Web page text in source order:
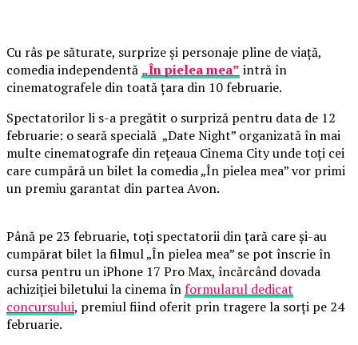
Cu râs pe săturate, surprize și personaje pline de viață,
comedia independentă „În pielea mea” intră în
cinematografele din toată țara din 10 februarie.
Spectatorilor li s-a pregătit o surpriză pentru data de 12
februarie: o seară specială „Date Night” organizată în mai
multe cinematografe din rețeaua Cinema City unde toți cei
care cumpără un bilet la comedia „În pielea mea” vor primi
un premiu garantat din partea Avon.
Până pe 23 februarie, toți spectatorii din țară care și-au
cumpărat bilet la filmul „În pielea mea” se pot înscrie în
cursa pentru un iPhone 17 Pro Max, încărcând dovada
achiziției biletului la cinema înformularul dedicat
concursului, premiul fiind oferit prin tragere la sorți pe 24
februarie.